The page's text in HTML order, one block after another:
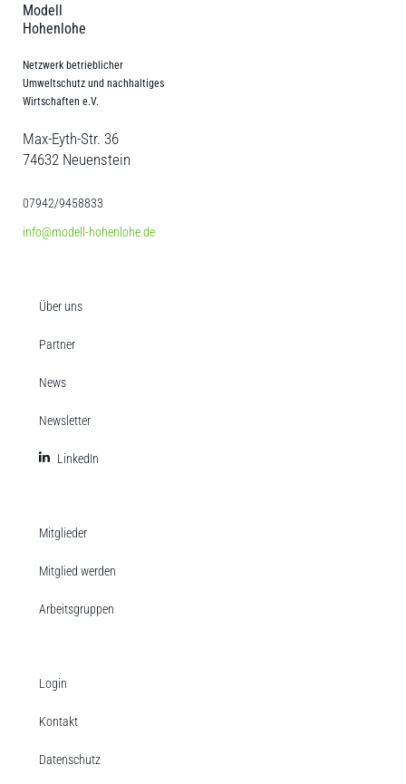
Modell
Hohenlohe
Netzwerk betrieblicher
Umweltschutz und nachhaltiges
Wirtschaften e.V.
Max-Eyth-Str. 36
74632 Neuenstein
07942/9458833
info@modell-hohenlohe.de
Über uns
Partner
News
Newsletter
LinkedIn
Mitglieder
Mitglied werden
Arbeitsgruppen
Login
Kontakt
Datenschutz